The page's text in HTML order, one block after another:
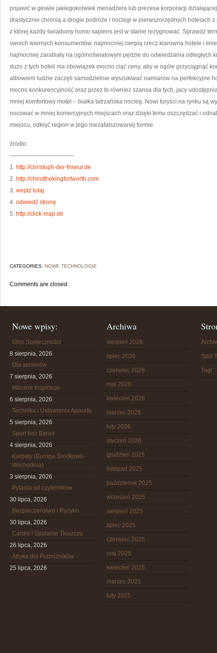
pojawić w głowie jakiegokolwiek menadżera lub prezesa korporacji
drastycznie chronią a drogie podróże i noclegi w pierwszorzędnych hotelach
z której każdy świadomy homo sapiens jest w stanie rezygnować. Sprawdź
swoich wiernych konsumentów, najmocniej cierpią rzecz klarowna hotele i
najmocniej zarabiały na ogólnoświatowym pędzie do odwiedzania odległych
dużo z tych hoteli ma obowiązek mocno ciąć ceny, aby w ogóle przyciągnąć
albowiem ludzie zaczęli samodzielnie wyszukiwać namiarów na perfekcyjne
mocno konkurencyjność oraz przez to również szansa dla tych, jacy
mniej komfortowy motel – białka tatrzańska nocleg. Nowi turyści na rynku są
nocować w mniej komercyjnych miejscach oraz dzięki temu oszczędzać i
miejscu, odkryć region w jego niezafałszowanej formie.
źródło:
———————————
1. http://christoph-der-friseur.de
2. http://christthekingfortworth.com
3. wejdź tutaj
4. odwiedź stronę
5. http://click-map.de
CATEGORIES: NOWE TECHNOLOGIE
Comments are closed.
Nowe wpisy:
Głos Społeczności
8 sierpnia, 2026
Dla seniorów
7 sierpnia, 2026
Miłosne Inspiracje
6 sierpnia, 2026
Technika i Ustawienia Aparatu
5 sierpnia, 2026
Sport bez Barier
4 sierpnia, 2026
Karpaty (Europa Środkowo-
Wschodnia)
3 sierpnia, 2026
Pytania od czytelników
30 lipca, 2026
Bezpieczeństwo i Ryzyko
30 lipca, 2026
Cardio i Spalanie Tłuszczu
26 lipca, 2026
Afryka dla Podróżników
25 lipca, 2026
Archiwa
sierpień 2026
lipiec 2026
czerwiec 2026
maj 2026
kwiecień 2026
marzec 2026
luty 2026
styczeń 2026
grudzień 2025
listopad 2025
październik 2025
wrzesień 2025
sierpień 2025
lipiec 2025
czerwiec 2025
maj 2025
kwiecień 2025
marzec 2025
luty 2025
Spis
Tagi